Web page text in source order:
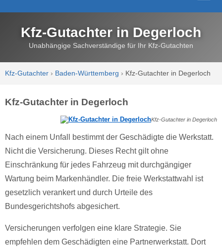
Kfz-Gutachter in Degerloch
Unabhängige Sachverständige für Ihr Kfz-Gutachten
Kfz-Gutachter › Baden-Württemberg › Kfz-Gutachter in Degerloch
Kfz-Gutachter in Degerloch
Kfz-Gutachter in Degerloch
Nach einem Unfall bestimmt der Geschädigte die Werkstatt.
Nicht die Versicherung. Dieses Recht gilt ohne
Einschränkung für jedes Fahrzeug mit durchgängiger
Wartung beim Markenhändler. Die freie Werkstattwahl ist
gesetzlich verankert und durch Urteile des
Bundesgerichtshofs abgesichert.
Versicherungen verfolgen eine klare Strategie. Sie
empfehlen dem Geschädigten eine Partnerwerkstatt. Dort